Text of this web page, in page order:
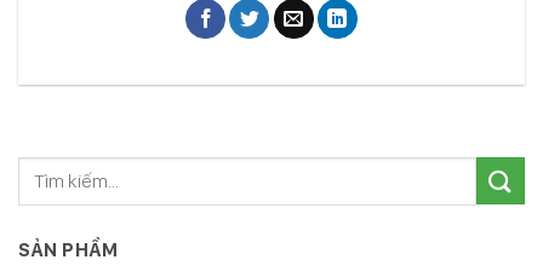
SẢN PHẨM